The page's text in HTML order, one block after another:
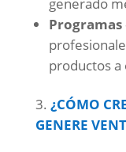
productos a
¿CÓMO
GENERE